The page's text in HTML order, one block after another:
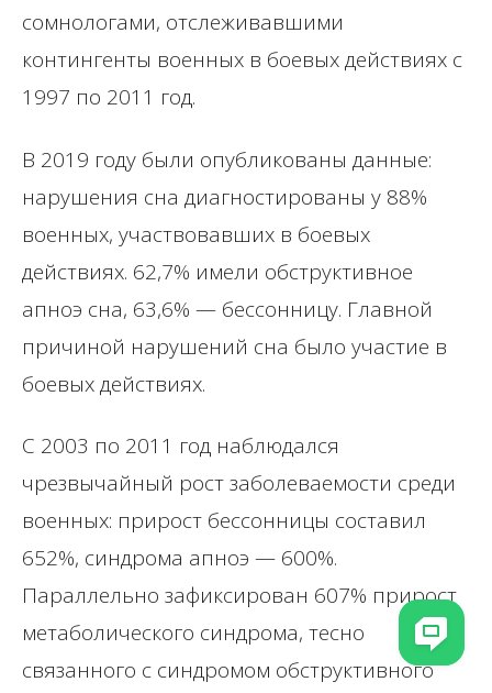
сомнологами, отслеживавшими
контингенты военных в боевых действиях с
1997 по 2011 год.
В 2019 году были опубликованы данные:
нарушения сна диагностированы у 88%
военных, участвовавших в боевых
действиях. 62,7% имели обструктивное
апноэ сна, 63,6% — бессонницу. Главной
причиной нарушений сна было участие в
боевых действиях.
С 2003 по 2011 год наблюдался
чрезвычайный рост заболеваемости среди
военных: прирост бессонницы составил
652%, синдрома апноэ — 600%.
Параллельно зафиксирован 607% прирост
метаболического синдрома, тесно
связанного с синдромом обструктивного